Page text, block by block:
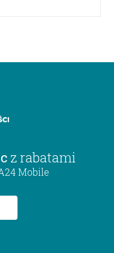
z rabatami
Mobile